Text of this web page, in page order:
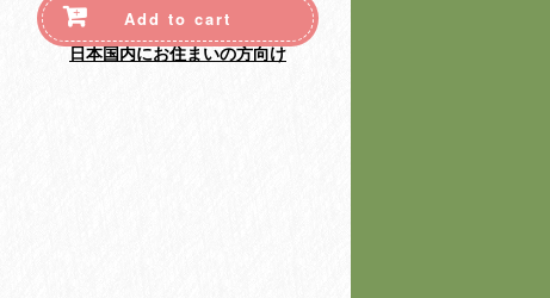
Add to cart
日本国内にお住まいの方向け